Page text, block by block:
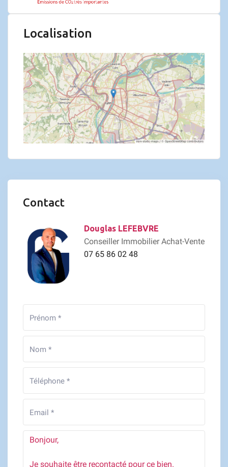
Localisation
Contact
Douglas LEFEBVRE
Conseiller Immobilier Achat-Vente
07 65 86 02 48